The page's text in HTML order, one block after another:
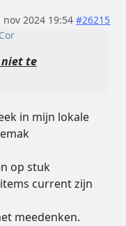
nov 2024 19:54 #26215
Cor
niet te
in mijn lokale
op stuk
current zijn
meedenken.